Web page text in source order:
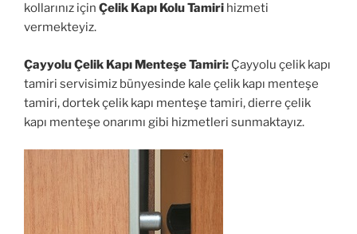
kollarınız için Çelik Kapı Kolu Tamiri hizmeti
vermekteyiz.
Çayyolu Çelik Kapı Menteşe Tamiri: Çayyolu çelik kapı
tamiri servisimiz bünyesinde kale çelik kapı menteşe
tamiri, dortek çelik kapı menteşe tamiri, dierre çelik
kapı menteşe onarımı gibi hizmetleri sunmaktayız.